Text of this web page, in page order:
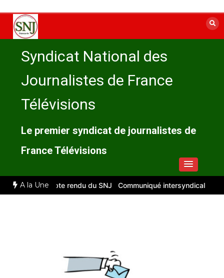
contenu
Syndicat National des
Journalistes de France
Télévisions
Le premier syndicat de journalistes de
France Télévisions
A la Une
2026 : compte rendu du SNJ Communiqué intersyndical